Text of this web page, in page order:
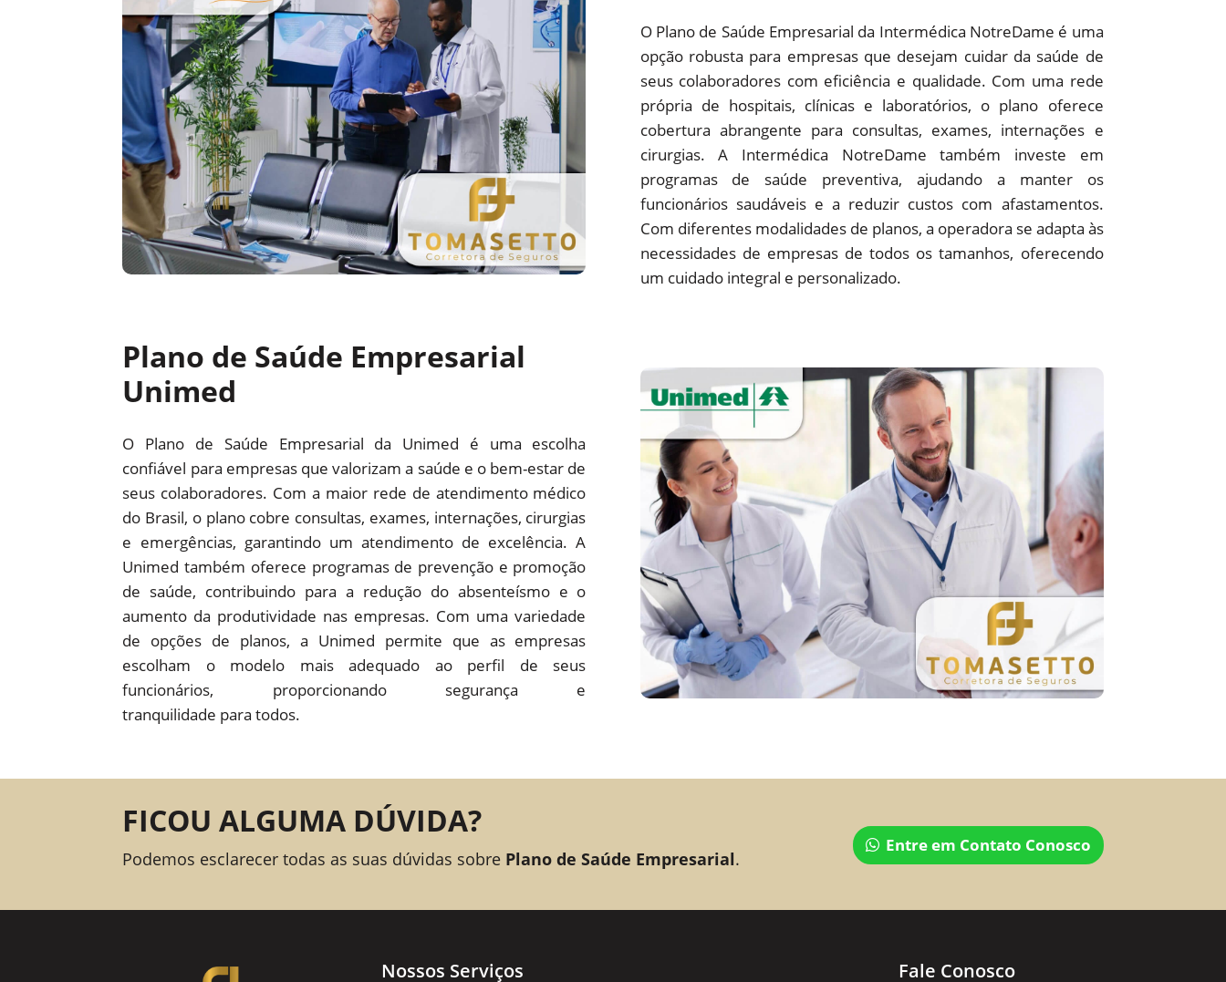
O Plano de Saúde Empresarial da Intermédica NotreDame é uma
opção robusta para empresas que desejam cuidar da saúde de
seus colaboradores com eficiência e qualidade. Com uma rede
própria de hospitais, clínicas e laboratórios, o plano oferece
cobertura abrangente para consultas, exames, internações e
cirurgias. A Intermédica NotreDame também investe em
programas de saúde preventiva, ajudando a manter os
funcionários saudáveis e a reduzir custos com afastamentos.
Com diferentes modalidades de planos, a operadora se adapta às
necessidades de empresas de todos os tamanhos, oferecendo
um cuidado integral e personalizado.
Plano de Saúde Empresarial
Unimed
O Plano de Saúde Empresarial da Unimed é uma escolha
confiável para empresas que valorizam a saúde e o bem-estar de
seus colaboradores. Com a maior rede de atendimento médico
do Brasil, o plano cobre consultas, exames, internações, cirurgias
e emergências, garantindo um atendimento de excelência. A
Unimed também oferece programas de prevenção e promoção
de saúde, contribuindo para a redução do absenteísmo e o
aumento da produtividade nas empresas. Com uma variedade
de opções de planos, a Unimed permite que as empresas
escolham o modelo mais adequado ao perfil de seus
funcionários, proporcionando segurança e
tranquilidade para todos.
FICOU ALGUMA DÚVIDA?
Podemos esclarecer todas as suas dúvidas sobre Plano de Saúde Empresarial.
Entre em Contato Conosco
Nossos Serviços Fale Conosco